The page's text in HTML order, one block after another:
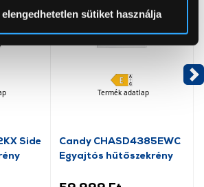
hozzájárulását.
nem alkalmasak,
szükségesek. Az oldal
sütiket használja
Side
Termék adatlap
Candy CHASD4385EWC
Egyajtós hűtőszekrény